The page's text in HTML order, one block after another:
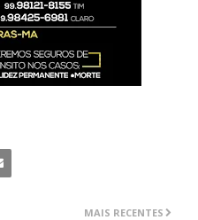
MAIS RECENTES